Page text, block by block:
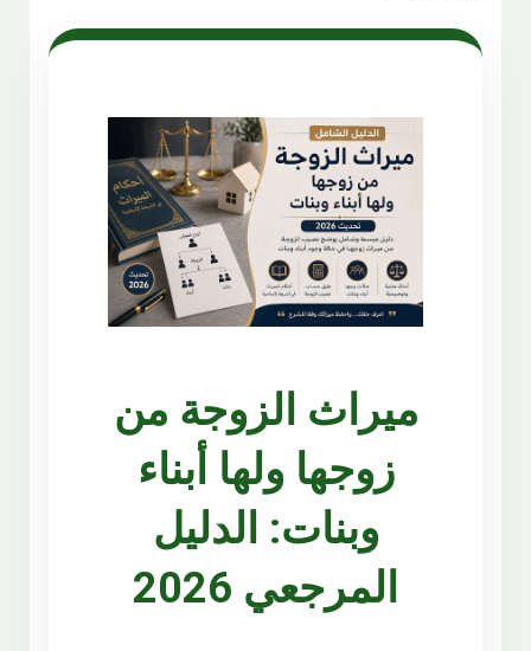
ميراث الزوجة من
زوجها ولها أبناء
وبنات: الدليل
المرجعي 2026